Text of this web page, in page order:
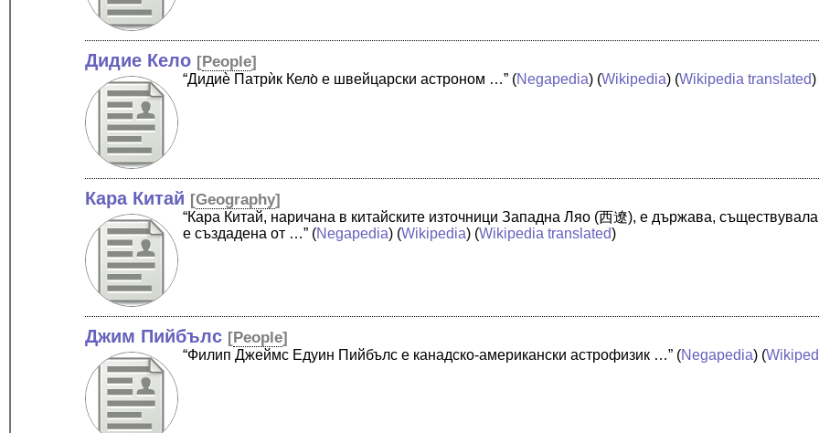
Дидие Кело [People]
“Дидиѐ Патрѝк Кело̀ е швейцарски астроном …” (Negapedia) (Wikipedia) (Wikipedia translated)
Кара Китай [Geography]
“Кара Китай, наричана в китайските източници Западна Ляо (西遼), е държава,
е създадена от …” (Negapedia) (Wikipedia) (Wikipedia translated)
Джим Пийбълс [People]
“Филип Джеймс Едуин Пийбълс е канадско-американски астрофизик …” (Negapedia) (